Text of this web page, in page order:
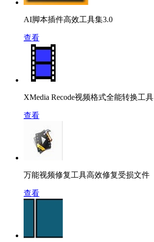
AI脚本插件高效工具集3.0
查看
XMedia Recode视频格式全能转换工具
查看
万能视频修复工具高效修复受损文件
查看